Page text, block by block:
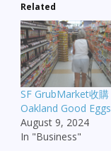
Related
SF GrubMarket收購
Oakland Good Eggs
August 9, 2024
In "Business"